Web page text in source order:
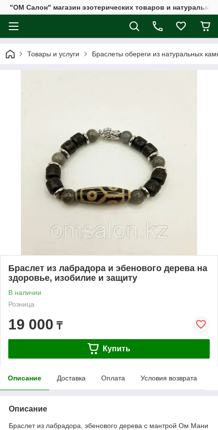
"ОМ Салон" магазин эзотерических товаров и
Товары и услуги Браслеты обереги из натуральных
Браслет из лабрадора и эбенового дерева на
здоровье, изобилие и защиту
В наличии
Розница
19 000 ₸
Купить
Описание Доставка Оплата Условия возврата
Описание
Браслет из лабрадора, эбенового дерева с мантрой Ом Мани